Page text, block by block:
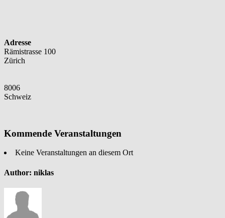
Adresse
Rämistrasse 100
Zürich
8006
Schweiz
Kommende Veranstaltungen
Keine Veranstaltungen an diesem Ort
Author: niklas